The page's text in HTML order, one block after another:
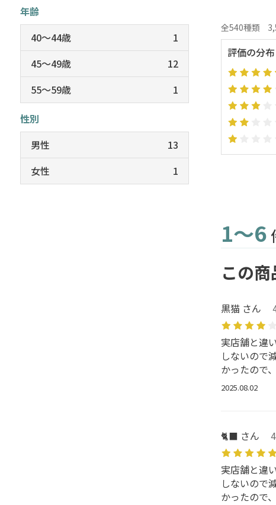
全540種類
評価の分布
1～6
この
黒猫 さん
実店舗と違
しないので
かったので
2025.08.02
🐈‍⬛ さん
実店舗と違
しないので
かったので
年齢
40～44歳
1
45～49歳
12
55～59歳
1
性別
男性
13
女性
1